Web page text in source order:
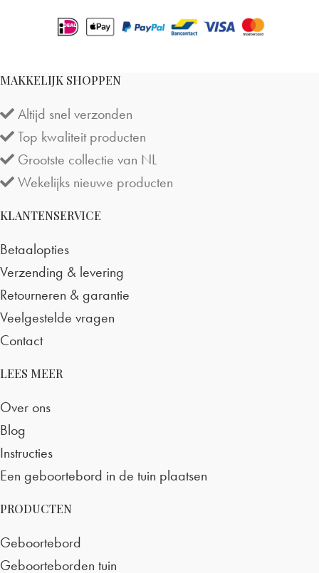
MAKKELIJK SHOPPEN
Altijd snel verzonden
Top kwaliteit producten
Grootste collectie van NL
Wekelijks nieuwe producten
KLANTENSERVICE
Betaalopties
Verzending & levering
Retourneren & garantie
Veelgestelde vragen
Contact
LEES MEER
Over ons
Blog
Instructies
Een geboortebord in de tuin plaatsen
PRODUCTEN
Geboortebord
Geboorteborden tuin